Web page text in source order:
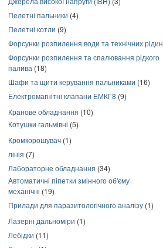
Пелетні пальники (4)
Пелетні котли (9)
Форсунки розпилення води та технічних рідин
Форсунки розпилення та спалювання рідкого
палива (18)
Шафи та щити керування пальниками (16)
Електромагнітні клапани ЕМКГ8 (9)
Кранове обладнання (10)
Котушки гальмівні (5)
Кромкорошувач (1)
лінія (7)
Лабораторне обладнання (34)
Автоматичні піпетки змінного об'єму
механічні (19)
Прилади для паразитологічного аналізу (1)
Лазерні дальноміри (1)
Лебідки (11)